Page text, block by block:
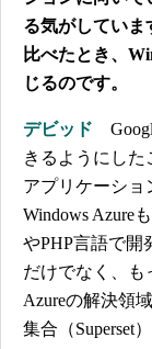
る気がしていま
比べたとき、
じるのです。
デビッド
きるようにした
アプリケーショ
Windows Azure
やPHP言語で開
だけでなく、も
Azureの解決領
集合（Superset